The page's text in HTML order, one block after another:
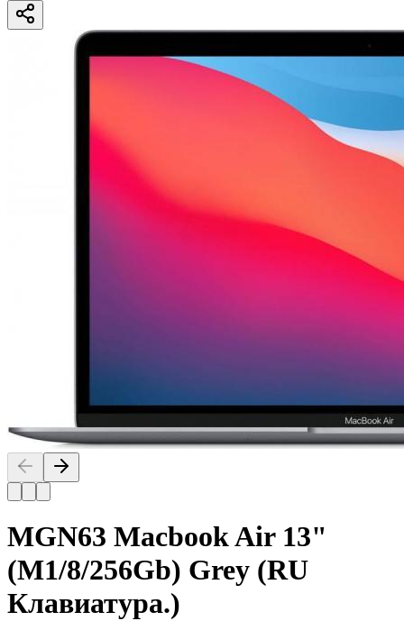
MGN63 Macbook Air 13"
(M1/8/256Gb) Grey (RU
Клавиатура.)